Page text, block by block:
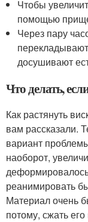
Чтобы
помощью
Через пару
досушивают
Что делать,
Как растянуть
вам рассказали.
вариант
наоборот,
реанимировать
Материал очень
потому, сжать